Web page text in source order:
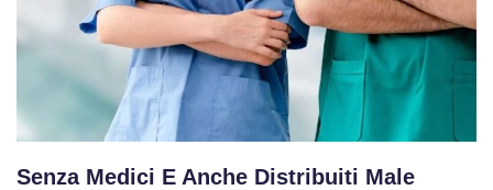
Senza Medici E Anche Distribuiti Male